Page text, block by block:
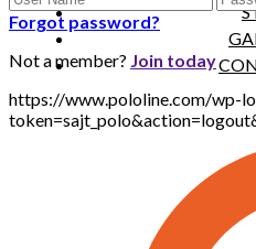
Forgot password?
Not a member? Join today
https://www.pololine.com/wp-